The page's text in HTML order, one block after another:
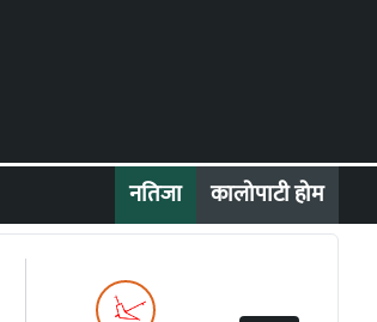
नतिजा कालोपाटी होम